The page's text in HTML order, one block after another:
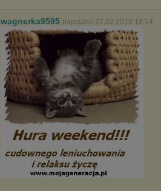
wagnerka9595 napisano 27.02.2016 18:14